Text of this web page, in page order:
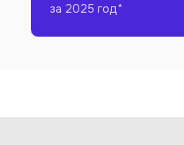
за 2025 год*